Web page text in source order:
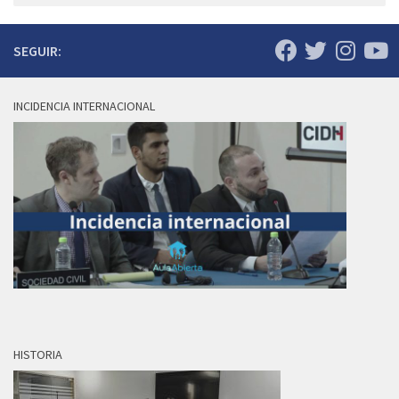
SEGUIR:
INCIDENCIA INTERNACIONAL
HISTORIA